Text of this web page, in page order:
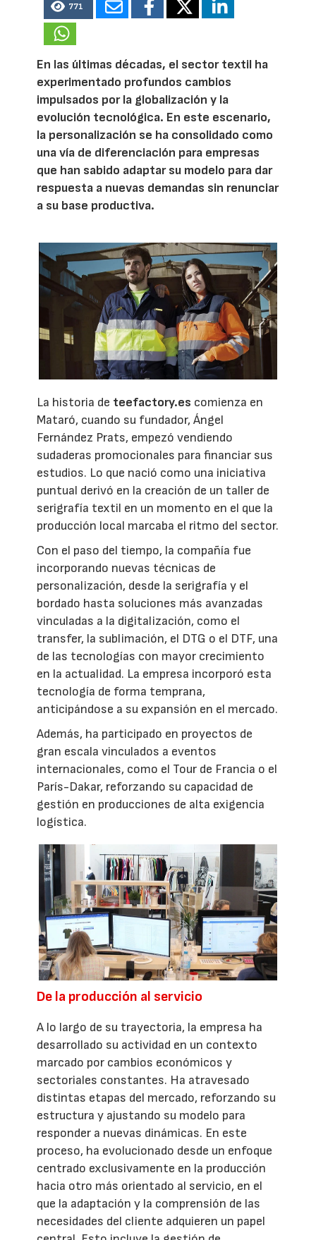
771
En las últimas décadas, el sector textil ha
experimentado profundos cambios
impulsados por la globalización y la
evolución tecnológica. En este escenario,
la personalización se ha consolidado como
una vía de diferenciación para empresas
que han sabido adaptar su modelo para dar
respuesta a nuevas demandas sin renunciar
a su base productiva.
La historia de teefactory.es comienza en
Mataró, cuando su fundador, Ángel
Fernández Prats, empezó vendiendo
sudaderas promocionales para financiar sus
estudios. Lo que nació como una iniciativa
puntual derivó en la creación de un taller de
serigrafía textil en un momento en el que la
producción local marcaba el ritmo del sector.
Con el paso del tiempo, la compañía fue
incorporando nuevas técnicas de
personalización, desde la serigrafía y el
bordado hasta soluciones más avanzadas
vinculadas a la digitalización, como el
transfer, la sublimación, el DTG o el DTF, una
de las tecnologías con mayor crecimiento
en la actualidad. La empresa incorporó esta
tecnología de forma temprana,
anticipándose a su expansión en el mercado.
Además, ha participado en proyectos de
gran escala vinculados a eventos
internacionales, como el Tour de Francia o el
París-Dakar, reforzando su capacidad de
gestión en producciones de alta exigencia
logística.
De la producción al servicio
A lo largo de su trayectoria, la empresa ha
desarrollado su actividad en un contexto
marcado por cambios económicos y
sectoriales constantes. Ha atravesado
distintas etapas del mercado, reforzando su
estructura y ajustando su modelo para
responder a nuevas dinámicas. En este
proceso, ha evolucionado desde un enfoque
centrado exclusivamente en la producción
hacia otro más orientado al servicio, en el
que la adaptación y la comprensión de las
necesidades del cliente adquieren un papel